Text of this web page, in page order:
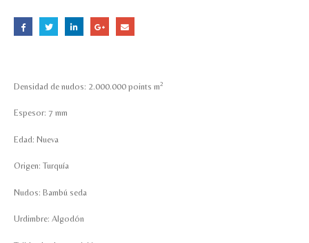
Densidad de nudos: 2.000.000 points m2
Espesor: 7 mm
Edad: Nueva
Origen: Turquía
Nudos: Bambú seda
Urdimbre: Algodón